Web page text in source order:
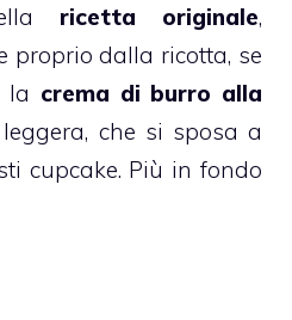
ricetta originale,
proprio dalla ricotta, se
la crema di burro alla
che si sposa a
cupcake. Più in fondo